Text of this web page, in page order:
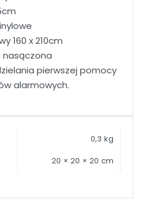
160 x 210cm
nasączona
pierwszej pomocy
alarmowych.
0,3 kg
20 × 20 × 20 cm